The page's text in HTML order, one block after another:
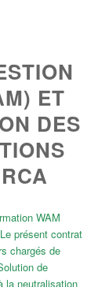
ET
DES
WAM
présent contrat
chargés de
de
la neutralisation